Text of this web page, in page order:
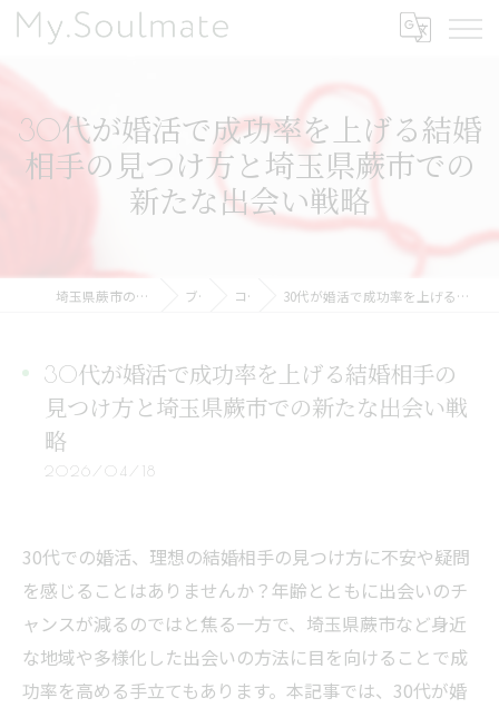
30代が婚活で成功率を上げる結婚
相手の見つけ方と埼玉県蕨市での
新たな出会い戦略
埼玉県蕨市の結婚相談所ならMy.Soulmate ブログ コラム 30代が婚活で成功率を上げる結婚相手の見つけ方と埼玉県蕨市での新たな出会い戦略
30代が婚活で成功率を上げる結婚相手の
見つけ方と埼玉県蕨市での新たな出会い戦
略
2026/04/18
30代での婚活、理想の結婚相手の見つけ方に不安や疑問
を感じることはありませんか？年齢とともに出会いのチ
ャンスが減るのではと焦る一方で、埼玉県蕨市など身近
な地域や多様化した出会いの方法に目を向けることで成
功率を高める手立てもあります。本記事では、30代が婚